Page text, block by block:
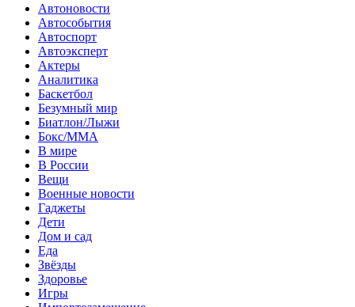
Автоновости
Автособытия
Автоспорт
Автоэксперт
Актеры
Аналитика
Баскетбол
Безумный мир
Биатлон/Лыжи
Бокс/MMA
В мире
В России
Вещи
Военные новости
Гаджеты
Дети
Дом и сад
Еда
Звёзды
Здоровье
Игры